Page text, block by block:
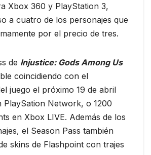
Xbox 360 y PlayStation 3,
a cuatro de los personajes que
por el precio de tres.
de Injustice: Gods Among Us
coincidiendo con el
juego el próximo 19 de abril
PlaySation Network, o 1200
en Xbox LIVE. Además de los
el Season Pass también
skins de Flashpoint con trajes